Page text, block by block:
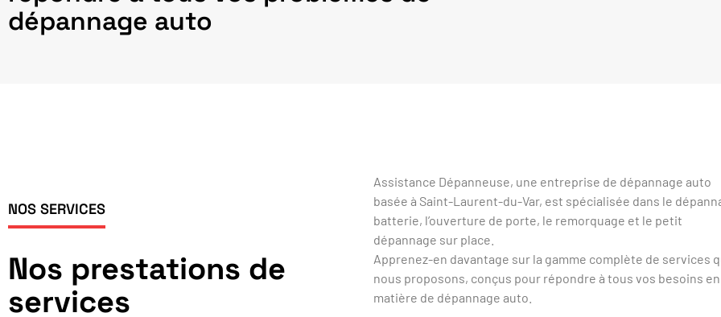
dépannage auto
NOS SERVICES
Nos prestations de
services
Assistance Dépanneuse, une entreprise de dépannage auto
basée à Saint-Laurent-du-Var, est spécialisée dans le
batterie, l’ouverture de porte, le remorquage et le petit
dépannage sur place.
Apprenez-en davantage sur la gamme complète de services
nous proposons, conçus pour répondre à tous vos besoins en
matière de dépannage auto.